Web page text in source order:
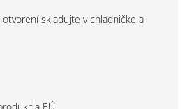
otvorení skladujte v chladničke a